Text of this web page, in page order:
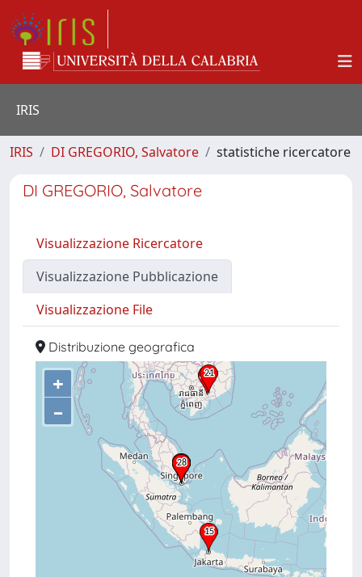
IRIS
IRIS DI GREGORIO, Salvatore statistiche ricercatore
DI GREGORIO, Salvatore
Visualizzazione Ricercatore
Visualizzazione Pubblicazione
Visualizzazione File
Distribuzione geografica
+
–